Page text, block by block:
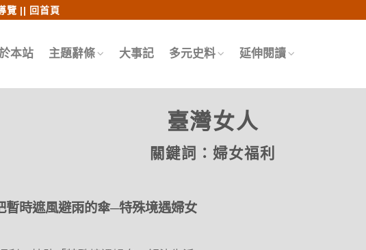
覽 || 回首頁
本站 主題辭條 大事記 多元史料 延伸閱讀
臺灣女人
關鍵詞： 婦女福利
暫時遮風避雨的傘─特殊境遇婦女